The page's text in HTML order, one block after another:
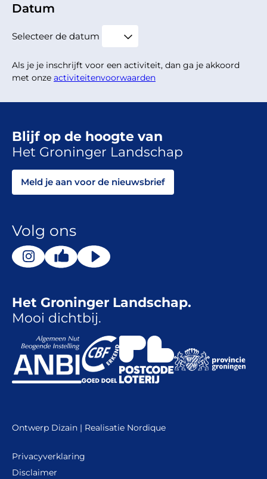
Datum
Selecteer de datum
Als je je inschrijft voor een activiteit, dan ga je akkoord
met onze activiteitenvoorwaarden
Het Groninger Landschap.
Mooi dichtbij.
Blijf op de hoogte van
Het Groninger Landschap
Meld je aan voor de nieuwsbrief
Volg ons
Privacyverklaring
Disclaimer
Ontwerp Dizain | Realisatie Nordique